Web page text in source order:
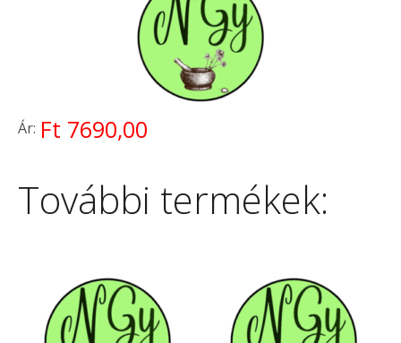
Ár: Ft 7690,00
További termékek: